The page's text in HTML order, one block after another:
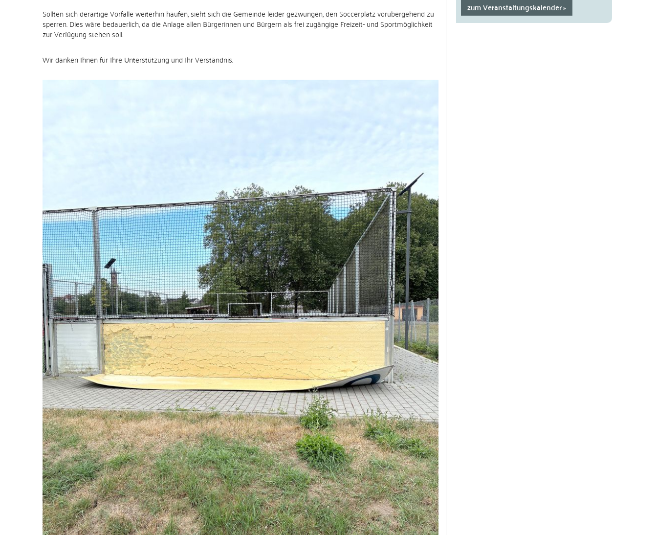
Sollten sich derartige Vorfälle weiterhin häufen, sieht sich die Gemeinde leider gezwungen, den Soccerplatz vorübergehend zu
sperren. Dies wäre bedauerlich, da die Anlage allen Bürgerinnen und Bürgern als frei zugängige Freizeit- und Sportmöglichkeit
zur Verfügung stehen soll.
Wir danken Ihnen für Ihre Unterstützung und Ihr Verständnis.
zum Veranstaltungskalender